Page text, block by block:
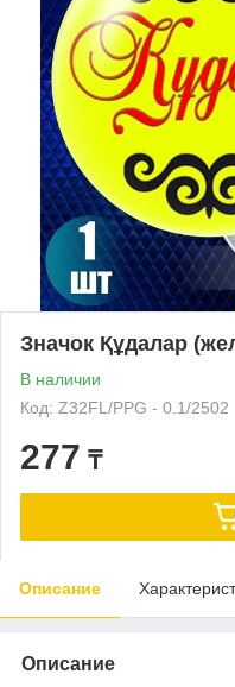
Значок Құдалар
В наличии
Код: Z32FL/PPG - 0.1/2502
277 ₸
Описание
Описание